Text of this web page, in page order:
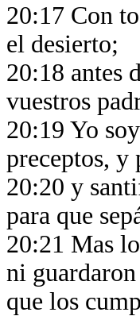
20:17 Con
el desierto;
20:18 antes
vuestros
20:19 Yo
preceptos, y
20:20 y
para que
20:21 Mas
ni
que los